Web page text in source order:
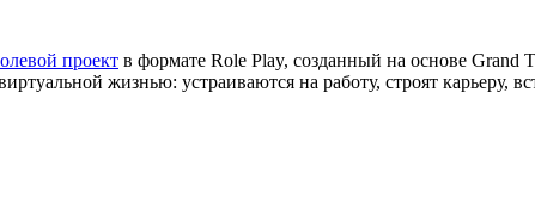
проект в формате Role Play, созданный на основе Grand
жизнью: устраиваются на работу, строят карьеру,